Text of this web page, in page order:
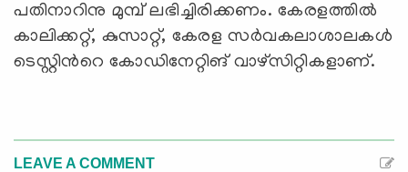
പതിനാറിനു മുമ്പ് ലഭിച്ചിരിക്കണം. കേരളത്തില്‍
കാലിക്കറ്റ്, കുസാറ്റ്, കേരള സര്‍വകലാശാലകള്‍
ടെസ്റ്റിന്‍റെ കോഡിനേറ്റിങ് വാഴ്സിറ്റികളാണ്.
LEAVE A COMMENT